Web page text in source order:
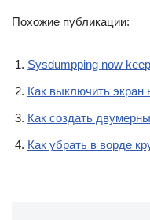
Похожие публикации:
Sysdumpping now
Как выключить экран
Как создать
Как убрать в ворде